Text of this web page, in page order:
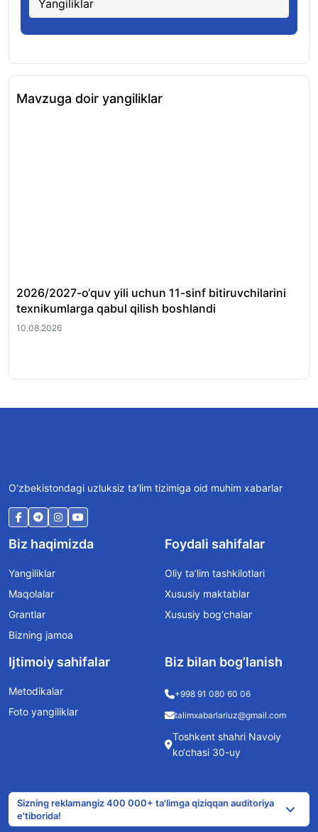
Yangiliklar
Mavzuga doir yangiliklar
2026/2027-o‘quv yili uchun 11-sinf bitiruvchilarini
texnikumlarga qabul qilish boshlandi
10.08.2026
O‘zbekistondagi uzluksiz ta’lim tizimiga oid muhim xabarlar
Biz haqimizda
Yangiliklar
Maqolalar
Grantlar
Bizning jamoa
Foydali sahifalar
Oliy ta’lim tashkilotlari
Xususiy maktablar
Xususiy bog‘chalar
Ijtimoiy sahifalar
Metodikalar
Foto yangiliklar
Biz bilan bog’lanish
+998 91 080 60 06
talimxabarlariuz@gmail.com
Toshkent shahri Navoiy
ko‘chasi 30-uy
Sizning reklamangiz 400 000+ ta'limga qiziqqan auditoriya
e'tiborida!